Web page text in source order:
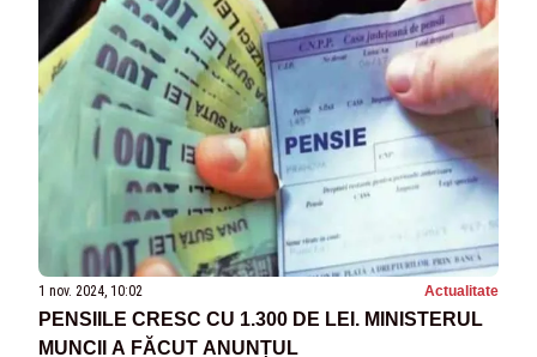
1 nov. 2024, 10:02 Actualitate
PENSIILE CRESC CU 1.300 DE LEI. MINISTERUL
MUNCII A FĂCUT ANUNȚUL